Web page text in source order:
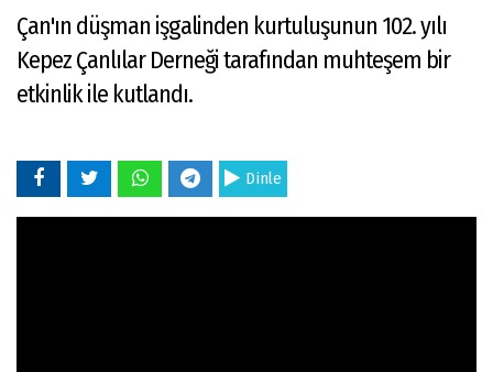
Çan'ın düşman işgalinden kurtuluşunun 102. yılı
Kepez Çanlılar Derneği tarafından muhteşem bir
etkinlik ile kutlandı.
Dinle